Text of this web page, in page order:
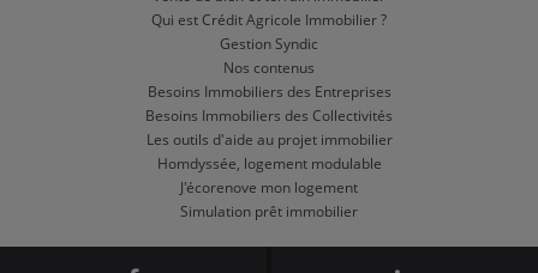
Qui est Crédit Agricole Immobilier ?
Gestion Syndic
Nos contenus
Besoins Immobiliers des Entreprises
Besoins Immobiliers des Collectivités
Les outils d'aide au projet immobilier
Homdyssée, logement modulable
J'écorenove mon logement
Simulation prêt immobilier